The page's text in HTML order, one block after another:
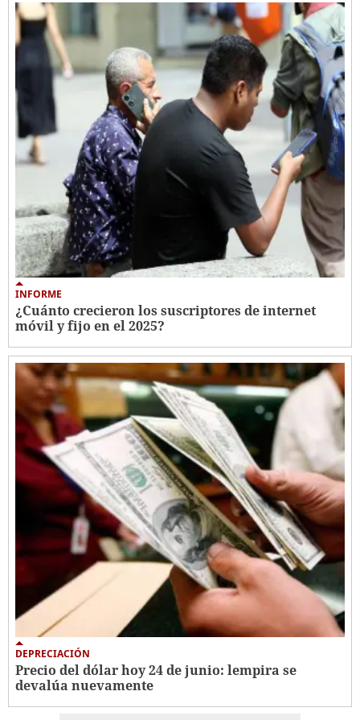
INFORME
¿Cuánto crecieron los suscriptores de internet
móvil y fijo en el 2025?
DEPRECIACIÓN
Precio del dólar hoy 24 de junio: lempira se
devalúa nuevamente